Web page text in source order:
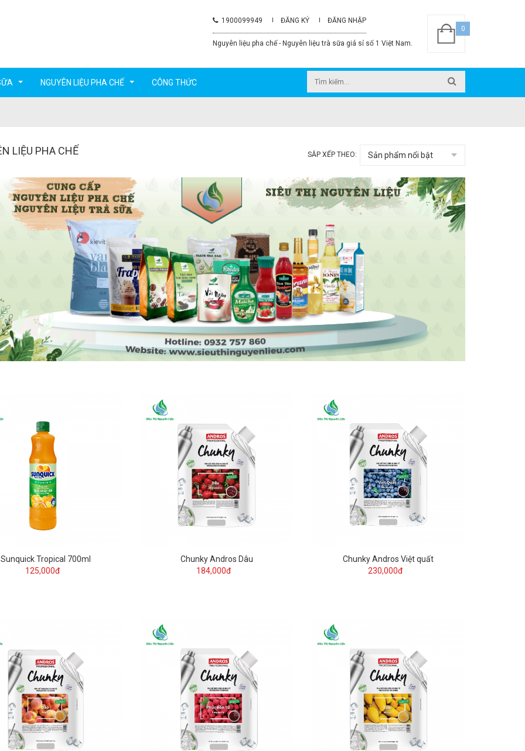
0
1900099949 ĐĂNG KÝ ĐĂNG NHẬP
Nguyên liệu pha chế - Nguyên liệu trà sữa giá sỉ số 1 Việt Nam.
NGUYÊN LIỆU PHA CHẾ CÔNG THỨC
LIỆU PHA CHẾ SẮP XẾP THEO:
Sunquick Tropical 700ml
125,000đ
Chunky Andros Dâu
184,000đ
Chunky Andros Việt quất
230,000đ